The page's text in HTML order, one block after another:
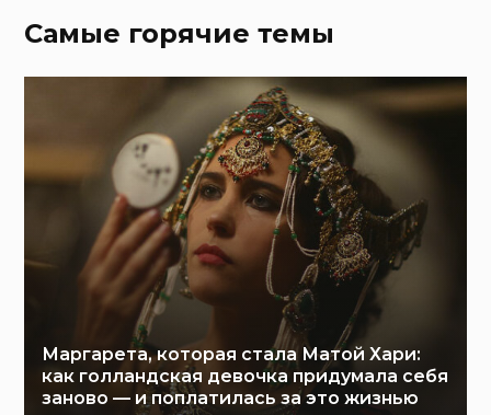
Самые горячие темы
Маргарета, которая стала Матой Хари:
как голландская девочка придумала себя
заново — и поплатилась за это жизнью